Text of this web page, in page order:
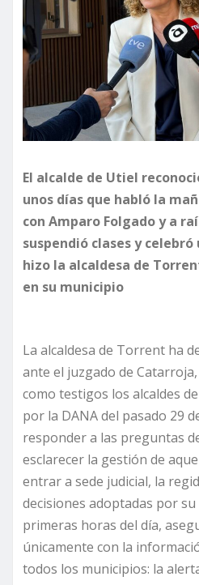
El alcalde de Utiel
unos días que habló la
con Amparo Folgado y a
suspendió clases y celebró
hizo la alcaldesa de
en su municipio
La alcaldesa de Torrent ha
ante el juzgado de
como testigos los alcaldes
por la DANA del pasado 29
responder a las preguntas
esclarecer la gestión de
entrar a sede judicial, la
decisiones adoptadas por
primeras horas del día,
únicamente con la
todos los municipios: la